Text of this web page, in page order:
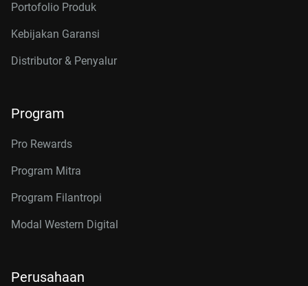
Portofolio Produk
Kebijakan Garansi
Distributor & Penyalur
Program
Pro Rewards
Program Mitra
Program Filantropi
Modal Western Digital
Perusahaan